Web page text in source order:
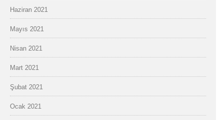
Haziran 2021
Mayıs 2021
Nisan 2021
Mart 2021
Şubat 2021
Ocak 2021